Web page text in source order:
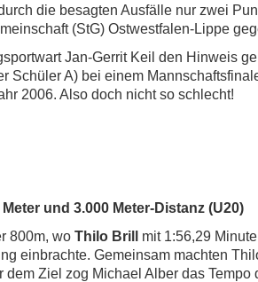
die besagten Ausfälle nur zwei
(StG) Ostwestfalen-Lippe
Jan-Gerrit Keil den Hinweis
Schüler A) bei einem
2006. Also doch nicht so schlecht!
und 3.000 Meter-Distanz (U20)
800m, wo Thilo Brill
mit 1:56,29
einbrachte. Gemeinsam machten
dem Ziel zog Michael Alber das